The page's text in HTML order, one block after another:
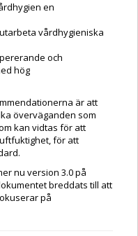
en
vårdhygieniska
och
hög
är att
överväganden som
kan vidtas för att
för att
nu version 3.0 på
breddats till att
på